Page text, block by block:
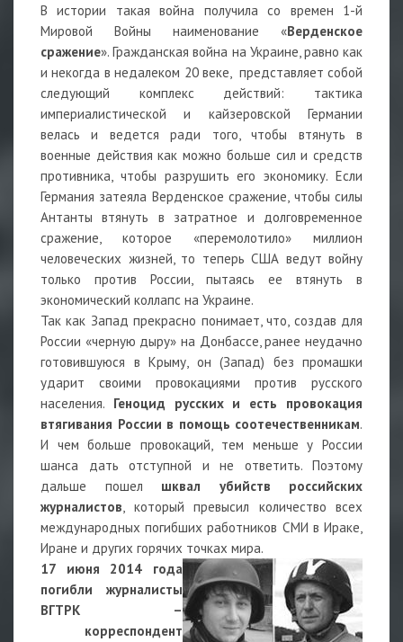
В истории такая война получила со времен 1-й
Мировой Войны наименование «Верденское
сражение». Гражданская война на Украине, равно как
и некогда в недалеком 20 веке, представляет собой
следующий комплекс действий: тактика
империалистической и кайзеровской Германии
велась и ведется ради того, чтобы втянуть в
военные действия как можно больше сил и средств
противника, чтобы разрушить его экономику. Если
Германия затеяла Верденское сражение, чтобы силы
Антанты втянуть в затратное и долговременное
сражение, которое «перемолотило» миллион
человеческих жизней, то теперь США ведут войну
только против России, пытаясь ее втянуть в
экономический коллапс на Украине.
Так как Запад прекрасно понимает, что, создав для
России «черную дыру» на Донбассе, ранее неудачно
готовившуюся в Крыму, он (Запад) без промашки
ударит своими провокациями против русского
населения. Геноцид русских и есть провокация
втягивания России в помощь соотечественникам.
И чем больше провокаций, тем меньше у России
шанса дать отступной и не ответить. Поэтому
дальше пошел шквал убийств российских
журналистов, который превысил количество всех
международных погибших работников СМИ в Ираке,
Иране и других горячих точках мира.
17 июня 2014 года
погибли журналисты
ВГТРК –
корреспондент